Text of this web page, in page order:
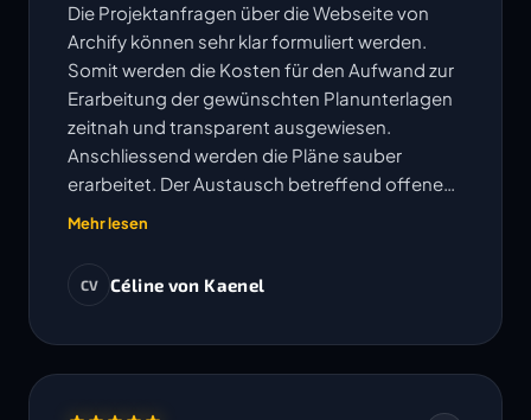
Die Projektanfragen über die Webseite von
Archify können sehr klar formuliert werden.
Somit werden die Kosten für den Aufwand zur
Erarbeitung der gewünschten Planunterlagen
zeitnah und transparent ausgewiesen.
Anschliessend werden die Pläne sauber
erarbeitet. Der Austausch betreffend offenen
Fragen erfolgt sehr unkompliziert und
Termine werden eingehalten. Ich freue mich
Mehr lesen
CV Céline von Kaenel